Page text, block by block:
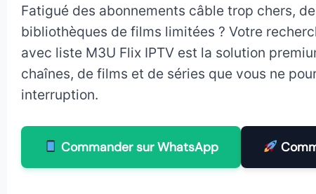
Fatigué des abonnements câble trop chers,
bibliothèques de films limitées ? Votre
avec liste M3U Flix IPTV est la solution
chaînes, de films et de séries que vous ne
interruption.
Commander sur WhatsApp